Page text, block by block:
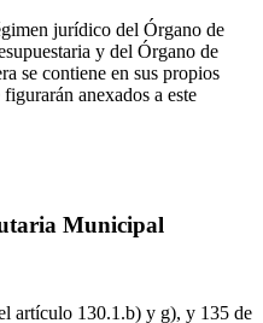
jurídico del Órgano de
y del Órgano de
se contiene en sus propios
anexados a este
Municipal
artículo 130.1.b) y g), y 135 de